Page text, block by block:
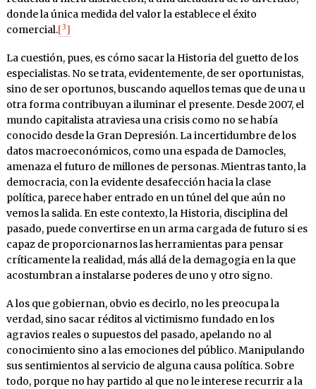
donde la única medida del valor la establece el éxito
comercial.[3]
La cuestión, pues, es cómo sacar la Historia del guetto de los
especialistas. No se trata, evidentemente, de ser oportunistas,
sino de ser oportunos, buscando aquellos temas que de una u
otra forma contribuyan a iluminar el presente. Desde 2007, el
mundo capitalista atraviesa una crisis como no se había
conocido desde la Gran Depresión. La incertidumbre de los
datos macroeconómicos, como una espada de Damocles,
amenaza el futuro de millones de personas. Mientras tanto, la
democracia, con la evidente desafección hacia la clase
política, parece haber entrado en un túnel del que aún no
vemos la salida. En este contexto, la Historia, disciplina del
pasado, puede convertirse en un arma cargada de futuro si es
capaz de proporcionarnos las herramientas para pensar
críticamente la realidad, más allá de la demagogia en la que
acostumbran a instalarse poderes de uno y otro signo.
A los que gobiernan, obvio es decirlo, no les preocupa la
verdad, sino sacar réditos al victimismo fundado en los
agravios reales o supuestos del pasado, apelando no al
conocimiento sino a las emociones del público. Manipulando
sus sentimientos al servicio de alguna causa política. Sobre
todo, porque no hay partido al que no le interese recurrir a la